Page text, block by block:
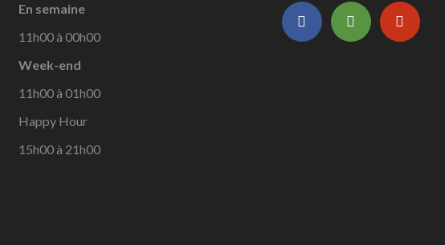
En semaine
11h00 à 00h00
Week-end
11h00 à 01h00
Happy Hour
15h00 à 21h00
facebooktripadvisor
yelp